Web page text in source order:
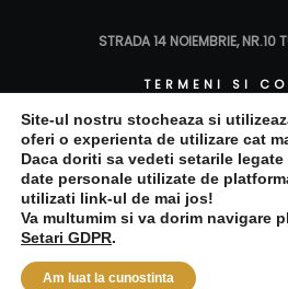
STRADA 14 NOIEMBRIE, NR.10
TERMENI SI
POLITICA DE
POLITICA
Site-ul nostru stocheaza si
oferi o experienta de utilizare cat
Daca doriti sa vedeti setarile
date personale utilizate de
utilizati link-ul de mai jos!
Va multumim si va dorim navigare
Setari GDPR.
Am luat la cunostinta